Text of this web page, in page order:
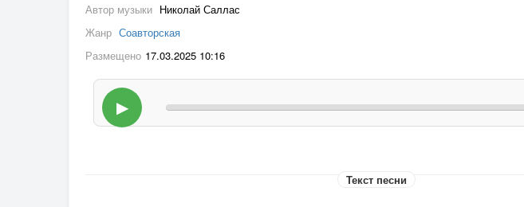
Автор музыки Николай Саллас
Жанр Соавторская
Размещено 17.03.2025 10:16
▶
Текст песни